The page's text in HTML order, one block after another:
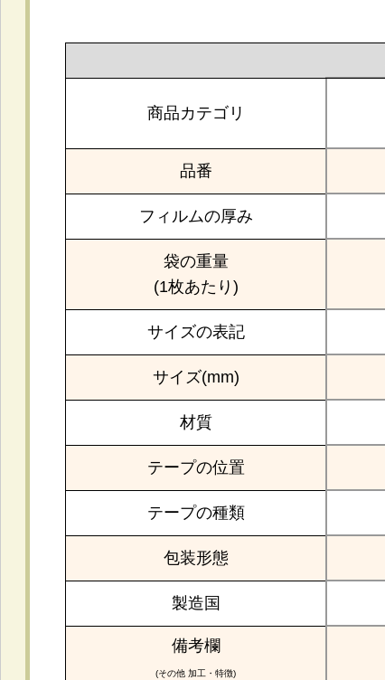
商品カテゴリ
品番
フィルムの厚み
袋の重量
(1枚あたり)
サイズの表記
サイズ(mm)
材質
テープの位置
テープの種類
包装形態
製造国
備考欄
(その他 加工・特徴)